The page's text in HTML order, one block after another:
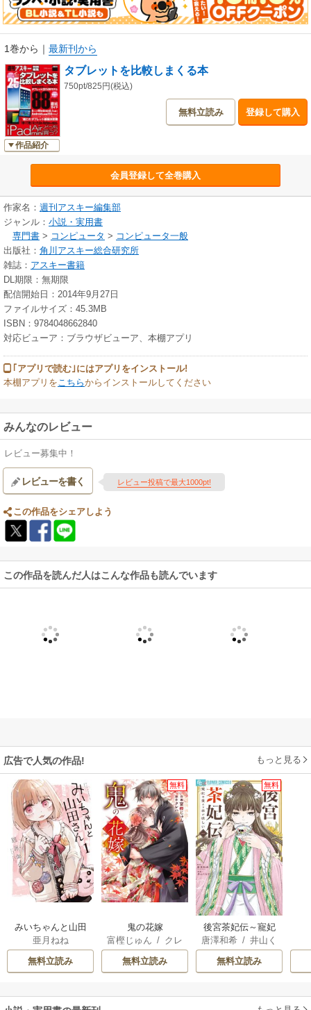
1巻から ｜ 最新刊から
作品紹介
タブレットを比較しまくる本
750pt/825円(税込)
無料立読み 登録して購入
会員登録して全巻購入
作家名： 週刊アスキー編集部
ジャンル： 小説・実用書
専門書 > コンピュータ > コンピュータ一般
出版社： 角川アスキー総合研究所
雑誌： アスキー書籍
DL期限：無期限
配信開始日：2014年9月27日
ファイルサイズ：45.3MB
ISBN：9784048662840
対応ビューア：ブラウザビューア、本棚アプリ
｢アプリで読む｣にはアプリをインストール!
本棚アプリをこちらからインストールしてください
みんなのレビュー
レビュー募集中！
レビューを書く レビュー投稿で最大1000pt!
この作品をシェアしよう
この作品を読んだ人はこんな作品も読んでいます
広告で人気の作品! もっと見る
みいちゃんと山田
さん
亜月ねね
無料立読み
無料
鬼の花嫁
富樫じゅん / クレ
ハ
無料立読み
無料
後宮茶妃伝～寵妃
は愛より茶が欲し
い～
唐澤和希 /井山く
らげ
無料立読み